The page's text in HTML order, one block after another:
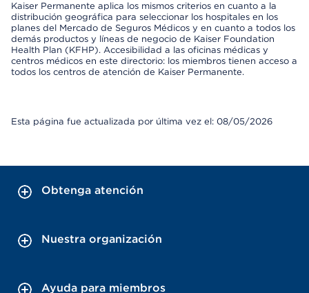
Kaiser Permanente aplica los mismos criterios en cuanto a la
distribución geográfica para seleccionar los hospitales en los
planes del Mercado de Seguros Médicos y en cuanto a todos los
demás productos y líneas de negocio de Kaiser Foundation
Health Plan (KFHP). Accesibilidad a las oficinas médicas y
centros médicos en este directorio: los miembros tienen acceso a
todos los centros de atención de Kaiser Permanente.
Esta página fue actualizada por última vez el: 08/05/2026
Obtenga atención
Nuestra organización
Ayuda para miembros